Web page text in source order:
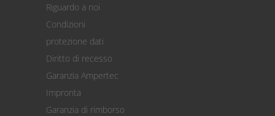
Pagamento
Restituzione della merce
Calcolatore dei costi
Impostazioni dei cookie
Riguardo a noi
Condizioni
protezione dati
Diritto di recesso
Garanzia Ampertec
Impronta
Garanzia di rimborso